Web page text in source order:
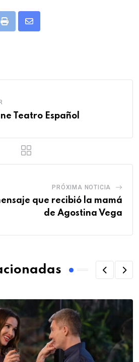
Print
Share
Teatro Español
PRÓXIMA NOTICIA
que recibió la mamá
de Agostina Vega